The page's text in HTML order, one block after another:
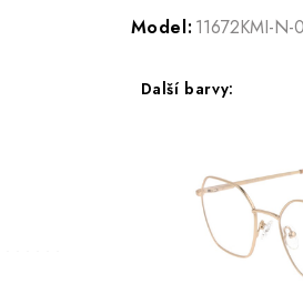
Model: 11672KMI-N-
Další barvy: